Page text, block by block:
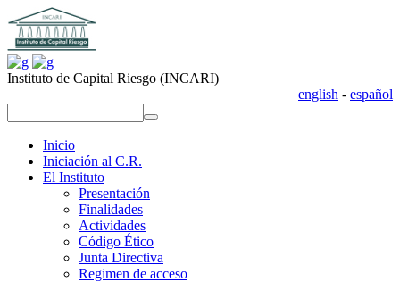
Instituto de Capital Riesgo (INCARI)
english - español
Inicio
Iniciación al C.R.
El Instituto
Presentación
Finalidades
Actividades
Código Ético
Junta Directiva
Regimen de acceso